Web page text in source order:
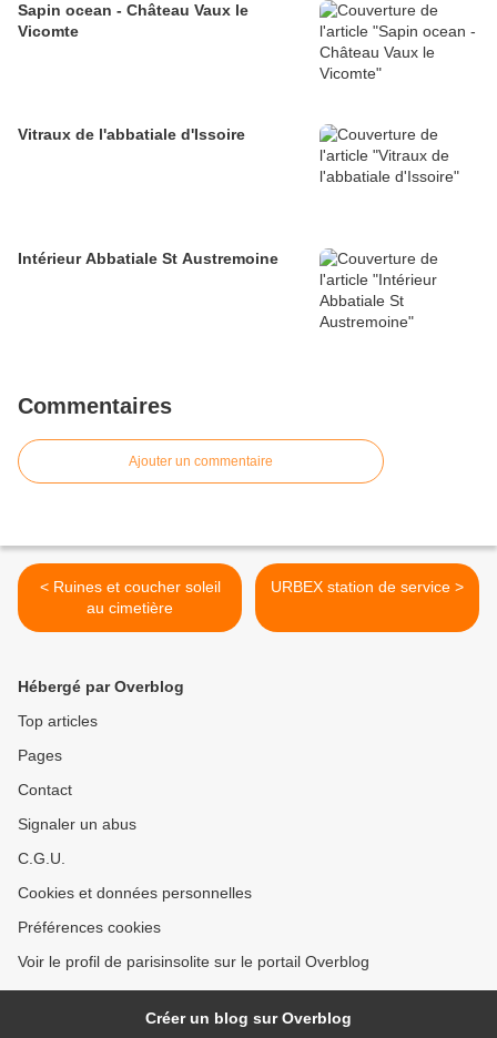
Sapin ocean - Château Vaux le
Vicomte
Vitraux de l'abbatiale d'Issoire
Intérieur Abbatiale St Austremoine
Commentaires
Ajouter un commentaire
< Ruines et coucher soleil
au cimetière
URBEX station de service >
Hébergé par Overblog
Top articles
Pages
Contact
Signaler un abus
C.G.U.
Cookies et données personnelles
Préférences cookies
Voir le profil de parisinsolite sur le portail Overblog
Créer un blog sur Overblog